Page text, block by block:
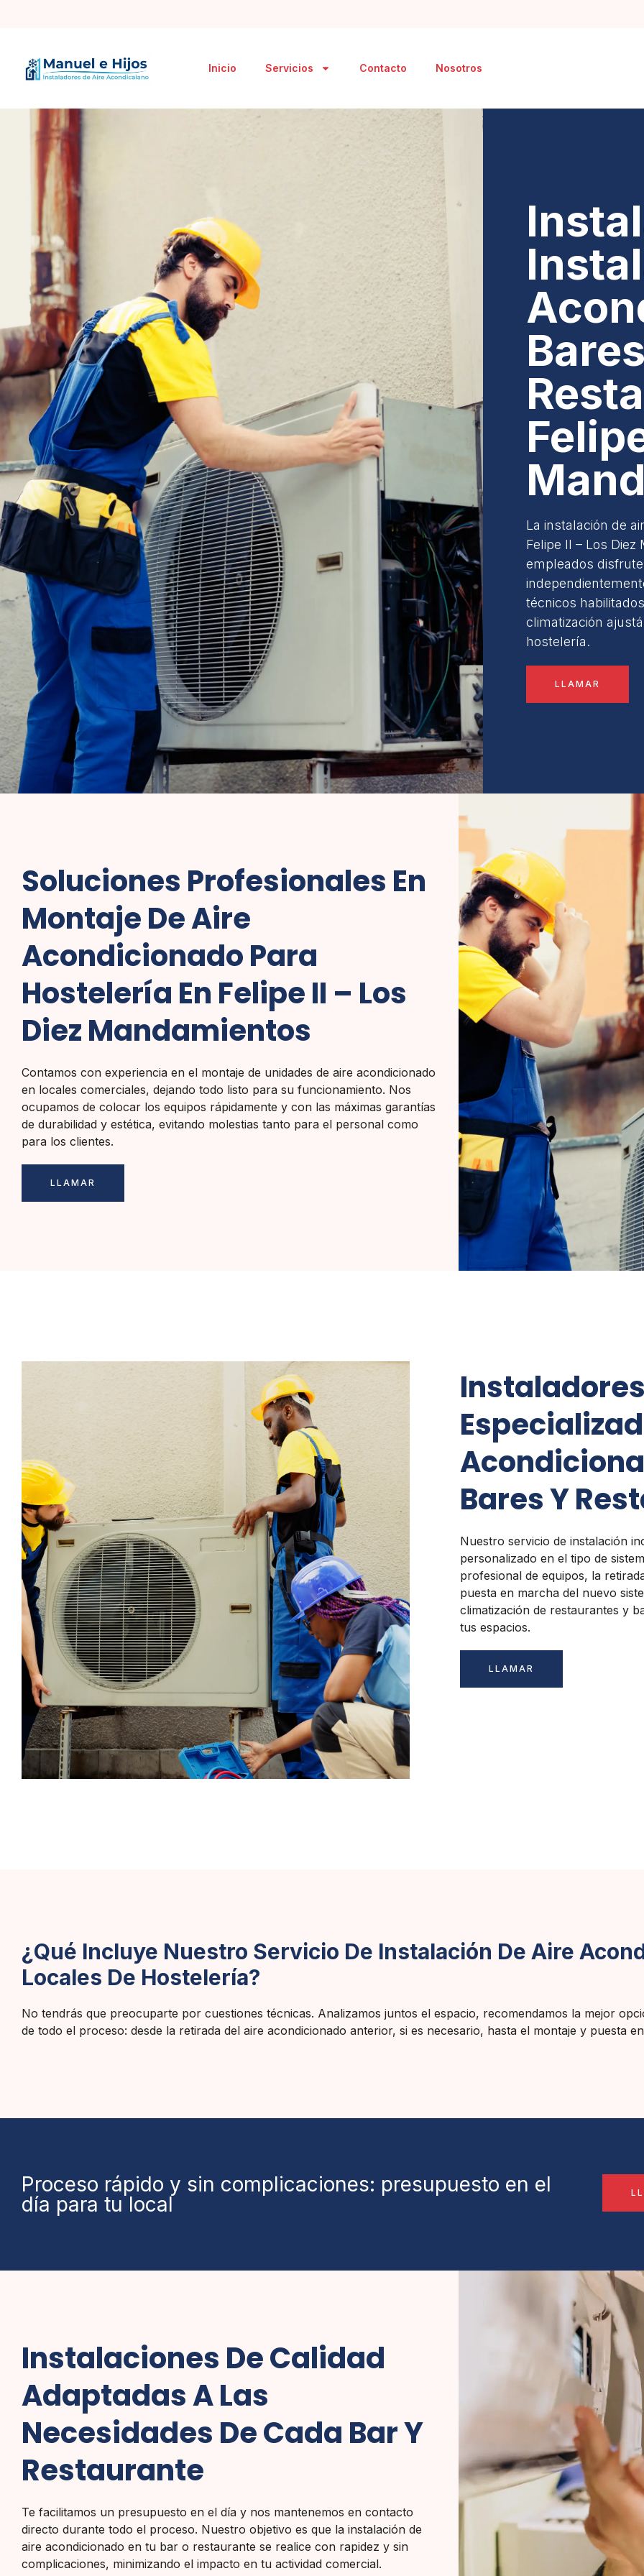
Inicio Servicios Contacto Nosotros
La instalación de
Felipe II – Los
empleados
técnicos
climatización
hostelería.
LLAMAR
Soluciones Profesionales En
Montaje De Aire
Acondicionado Para
Hostelería En Felipe II – Los
Diez Mandamientos
Contamos con experiencia en el montaje de unidades de aire acondicionado
en locales comerciales, dejando todo listo para su funcionamiento. Nos
ocupamos de colocar los equipos rápidamente y con las máximas garantías
de durabilidad y estética, evitando molestias tanto para el personal como
para los clientes.
LLAMAR
Instaladores
Bares Y
Nuestro servicio de instalación
personalizado en el tipo de
profesional de equipos, la
puesta en marcha del nuevo
climatización de restaurantes y
tus espacios.
LLAMAR
¿Qué Incluye Nuestro Servicio De Instalación De Aire
Locales De Hostelería?
No tendrás que preocuparte por cuestiones técnicas. Analizamos juntos el espacio, recomendamos la mejor
de todo el proceso: desde la retirada del aire acondicionado anterior, si es necesario, hasta el montaje y puesta
Proceso rápido y sin complicaciones: presupuesto en el
día para tu local
Instalaciones De Calidad
Adaptadas A Las
Necesidades De Cada Bar Y
Restaurante
Te facilitamos un presupuesto en el día y nos mantenemos en contacto
directo durante todo el proceso. Nuestro objetivo es que la instalación de
aire acondicionado en tu bar o restaurante se realice con rapidez y sin
complicaciones, minimizando el impacto en tu actividad comercial.